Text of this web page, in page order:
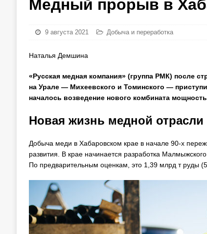
Медный прорыв в
9 августа 2021 Добыча и переработка
Наталья Демшина
«Русская медная компания» (группа РМК) после
на Урале — Михеевского и Томинского —
началось возведение нового комбината
Новая жизнь медной отрасли
Добыча меди в Хабаровском крае в начале 90-х
развития. В крае начинается разработка
По предварительным оценкам, это 1,39 млрд т руды